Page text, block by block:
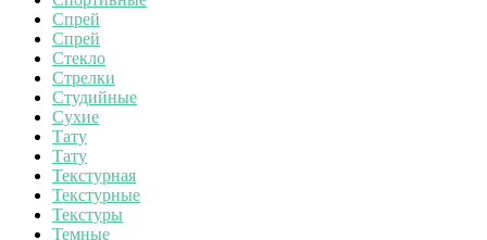
Спрей
Спрей
Стекло
Стрелки
Студийные
Сухие
Тату
Тату
Текстурная
Текстурные
Текстуры
Темные